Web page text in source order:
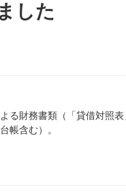
した
る財務書類（「貸借対照
帳含む）。